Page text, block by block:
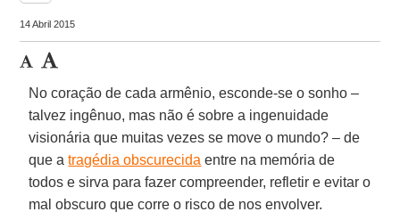
14 Abril 2015
No coração de cada armênio, esconde-se o sonho –
talvez ingênuo, mas não é sobre a ingenuidade
visionária que muitas vezes se move o mundo? – de
que atragédia obscurecida entre na memória de
todos e sirva para fazer compreender, refletir e evitar o
mal obscuro que corre o risco de nos envolver.